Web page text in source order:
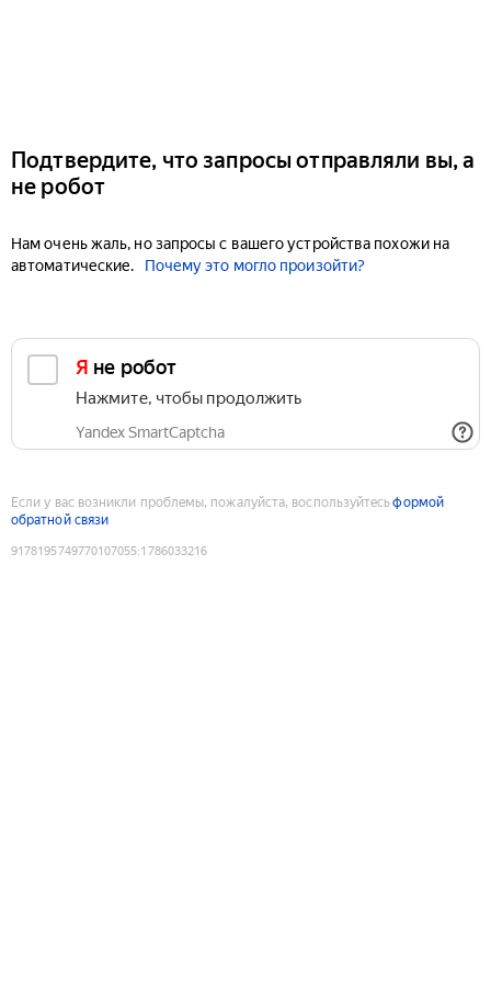
Подтвердите, что запросы отправляли вы, а
не робот
Нам очень жаль, но запросы с вашего устройства похожи на
автоматические.
Почему это могло произойти?
Я не робот
Нажмите, чтобы продолжить
Yandex SmartCaptcha
Если у вас возникли проблемы, пожалуйста, воспользуйтесьформой
обратной связи
9178195749770107055:1786033216